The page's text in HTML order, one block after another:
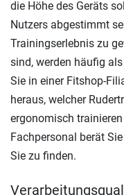
die Höhe des Geräts
Nutzers abgestimmt
Trainingserlebnis zu
sind, werden häufig
Sie in einer Fitshop-
heraus, welcher
ergonomisch
Fachpersonal berät
Sie zu finden.